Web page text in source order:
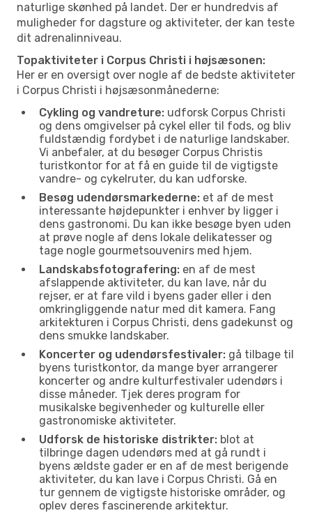
naturlige skønhed på landet. Der er hundredvis af
muligheder for dagsture og aktiviteter, der kan teste
dit adrenalinniveau.
Topaktiviteter i Corpus Christi i højsæsonen:
Her er en oversigt over nogle af de bedste aktiviteter
i Corpus Christi i højsæsonmånederne:
Cykling og vandreture: udforsk Corpus Christi
og dens omgivelser på cykel eller til fods, og bliv
fuldstændig fordybet i de naturlige landskaber.
Vi anbefaler, at du besøger Corpus Christis
turistkontor for at få en guide til de vigtigste
vandre- og cykelruter, du kan udforske.
Besøg udendørsmarkederne: et af de mest
interessante højdepunkter i enhver by ligger i
dens gastronomi. Du kan ikke besøge byen uden
at prøve nogle af dens lokale delikatesser og
tage nogle gourmetsouvenirs med hjem.
Landskabsfotografering: en af de mest
afslappende aktiviteter, du kan lave, når du
rejser, er at fare vild i byens gader eller i den
omkringliggende natur med dit kamera. Fang
arkitekturen i Corpus Christi, dens gadekunst og
dens smukke landskaber.
Koncerter og udendørsfestivaler: gå tilbage til
byens turistkontor, da mange byer arrangerer
koncerter og andre kulturfestivaler udendørs i
disse måneder. Tjek deres program for
musikalske begivenheder og kulturelle eller
gastronomiske aktiviteter.
Udforsk de historiske distrikter: blot at
tilbringe dagen udendørs med at gå rundt i
byens ældste gader er en af de mest berigende
aktiviteter, du kan lave i Corpus Christi. Gå en
tur gennem de vigtigste historiske områder, og
oplev deres fascinerende arkitektur.